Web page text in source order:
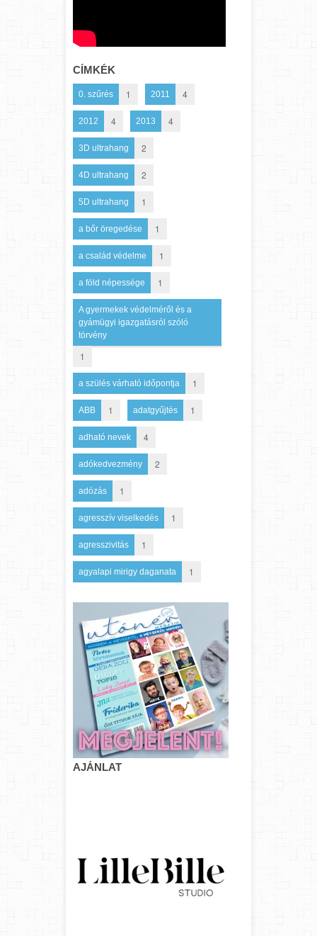
CÍMKÉK
0. szűrés 1 2011 4
2012 4 2013 4
3D ultrahang 2
4D ultrahang 2
5D ultrahang 1
a bőr öregedése 1
a család védelme 1
a föld népessége 1
A gyermekek védelméről és a
gyámügyi igazgatásról szóló
törvény
1
a szülés várható időpontja 1
ABB 1 adatgyűjtés 1
adható nevek 4
adókedvezmény 2
adózás 1
agresszív viselkedés 1
agresszivitás 1
agyalapi mirigy daganata 1
AJÁNLAT